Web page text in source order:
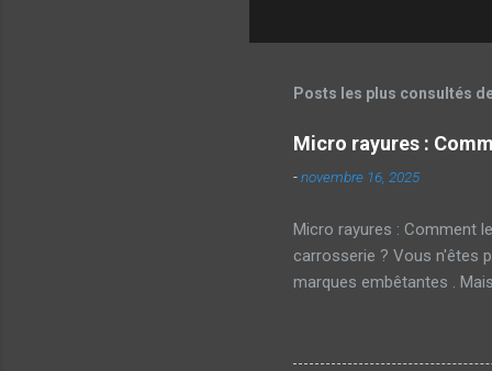
Posts les plus consultés
Micro rayures :
-novembre 16, 2025
Micro rayures : Comment
carrosserie ? Vous n'êtes
marques embêtantes .
souvent sur la peinture
chiffon rugueux ou même